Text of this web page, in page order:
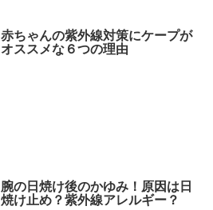
赤ちゃんの紫外線対策にケープが
オススメな６つの理由
腕の日焼け後のかゆみ！原因は日
焼け止め？紫外線アレルギー？